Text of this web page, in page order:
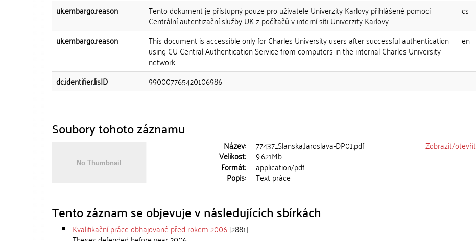
uk.embargo.reason
Tento dokument je přístupný pouze pro uživatele Univerzity Karlovy přihlášené pomocí
Centrální autentizační služby UK z počítačů v interní síti Univerzity Karlovy.
cs
uk.embargo.reason This document is accessible only for Charles University users after successful authentication
using CU Central Authentication Service from computers in the internal Charles University
network.
en
dc.identifier.lisID 990007765420106986
Soubory tohoto záznamu
Název: 77437_Slanska,Jaroslava-DP01.pdf
Velikost: 9.621Mb
Formát: application/pdf
Popis: Text práce
Zobrazit/otevřít
Tento záznam se objevuje v následujících sbírkách
Kvalifikační práce obhajované před rokem 2006[2881]